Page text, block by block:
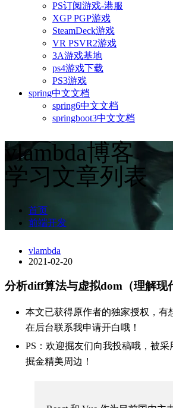
PS订阅游戏-港服
XGP PGP游戏
SteamDeck游戏
VR PSVR2游戏
3A游戏基地
ps4游戏下载
PS3游戏
spring中文文档
spring6中文文档
springboot3中文文档
vlambda博客
学习文章列表
首页
前端开发
vlambda
2021-02-20
分析diff算法与虚拟dom（理解现
本文已获得原作者的独家授权，有
在后台联系我申请开白哦！
PS：欢迎掘友们向我投稿哦，被
掘金精美周边！